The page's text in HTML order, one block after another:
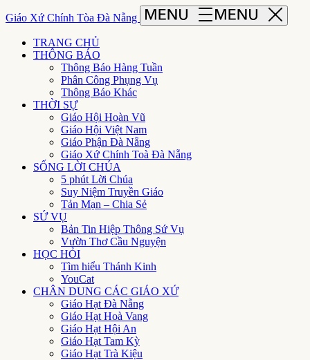
Giáo Xứ Chính Tòa Đà Nẵng
TRANG CHỦ
THÔNG BÁO
Thông Báo Hàng Tuần
Phân Công Phụng Vụ
Thông Báo Khác
THỜI SỰ
Giáo Hội Hoàn Vũ
Giáo Hội Việt Nam
Giáo Phận Đà Nẵng
Giáo Xứ Chính Toà Đà Nẵng
SỐNG LỜI CHÚA
5 phút Lời Chúa
Suy Niệm Truyền Giáo
Tản Mạn – Chia Sẻ
SỨ VỤ
Bản Tin Hiệp Thông Sứ Vụ
Vườn Thơ Cầu Nguyện
HỌC HỎI
Tìm hiểu Thánh Kinh
YouCat
CHÂN DUNG CÁC GIÁO XỨ
Giáo Hạt Đà Nẵng
Giáo Hạt Hoà Vang
Giáo Hạt Hội An
Giáo Hạt Tam Kỳ
Giáo Hạt Trà Kiệu